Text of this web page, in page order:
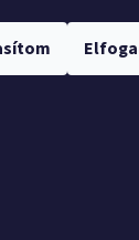
Touch – kellemes
carbon ütőfák
hozzám került a